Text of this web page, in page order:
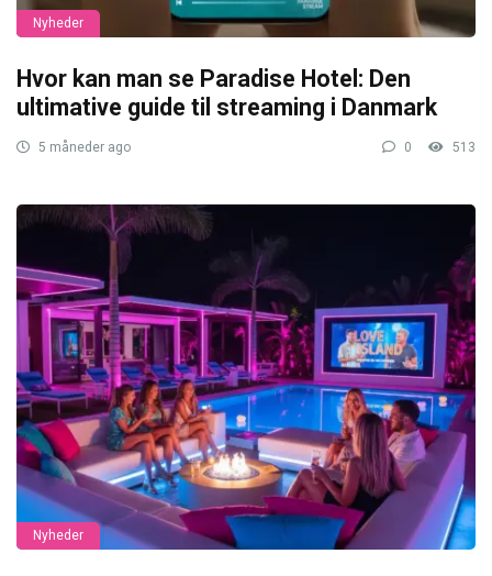
Nyheder
Hvor kan man se Paradise Hotel: Den
ultimative guide til streaming i Danmark
5 måneder ago 0 513
Nyheder